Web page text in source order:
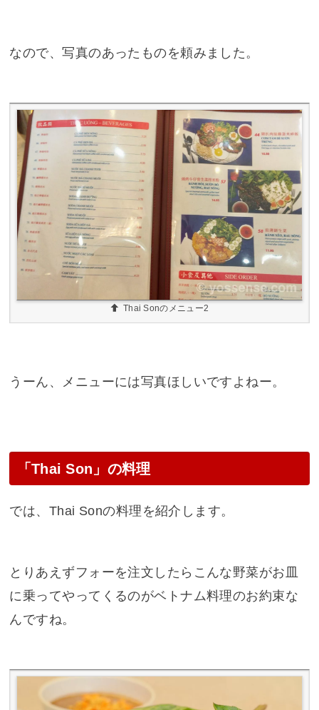
なので、写真のあったものを頼みました。
Thai Sonのメニュー2
うーん、メニューには写真ほしいですよねー。
「Thai Son」の料理
では、Thai Sonの料理を紹介します。
とりあえずフォーを注文したらこんな野菜がお皿
に乗ってやってくるのがベトナム料理のお約束な
んですね。